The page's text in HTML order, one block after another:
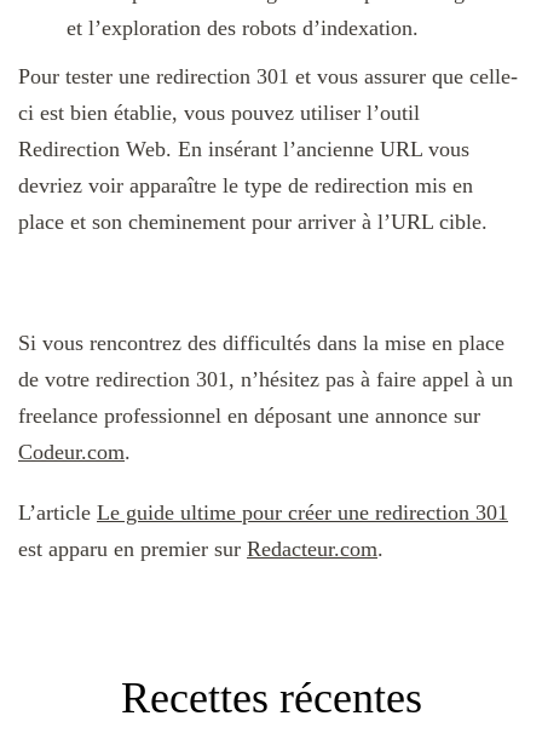
et l’exploration des robots d’indexation.
Pour tester une redirection 301 et vous assurer que celle-
ci est bien établie, vous pouvez utiliser l’outil
Redirection Web. En insérant l’ancienne URL vous
devriez voir apparaître le type de redirection mis en
place et son cheminement pour arriver à l’URL cible.
Si vous rencontrez des difficultés dans la mise en place
de votre redirection 301, n’hésitez pas à faire appel à un
freelance professionnel en déposant une annonce sur
Codeur.com.
L’article Le guide ultime pour créer une redirection 301
est apparu en premier sur Redacteur.com.
Recettes récentes